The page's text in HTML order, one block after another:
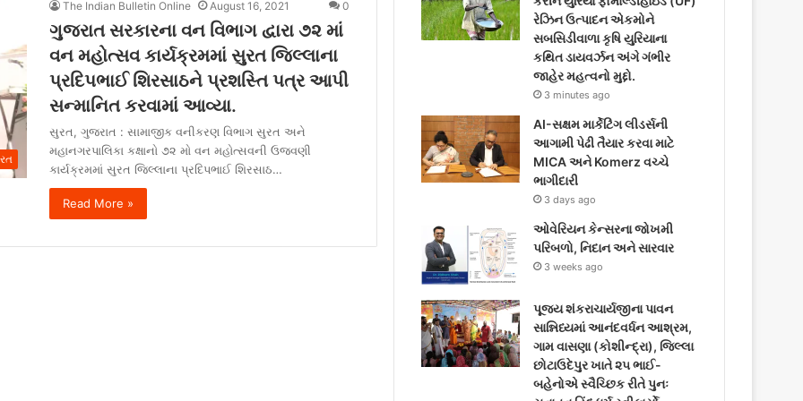
The Indian Bulletin Online August 16, 2021 0
ગુજરાત સરકારના વન વિભાગ દ્વારા ૭૨ માં
વન મહોત્સવ કાર્યક્રમમાં સુરત જિલ્લાના
પ્રદિપભાઈ શિરસાઠને પ્રશસ્તિ પત્ર આપી
સન્માનિત કરવામાં આવ્યા.
સુરત, ગુજરાત : સામાજીક વનીકરણ વિભાગ સુરત અને
મહાનગરપાલિકા કક્ષાનો ૭૨ મો વન મહોત્સવની ઉજવણી
કાર્યક્રમમાં સુરત જિલ્લાના પ્રદિપભાઈ શિરસાઠ…
Read More »
o
o
k
e
r
g
r
a
m
રેઝિન ઉત્પાદન એકમોને
સબસિડીવાળા કૃષિ યુરિયાના
કથિત ડાયવર્ઝન અંગે ગંભીર
જાહેર મહત્વનો મુદ્દો.
3 minutes ago
AI-સક્ષમ માર્કેટિંગ લીડર્સની
આગામી પેઢી તૈયાર કરવા માટે
MICA અને Komerz વચ્ચે
ભાગીદારી
3 days ago
ઓવેરિયન કેન્સરના જોખમી
પરિબળો, નિદાન અને સારવાર
3 weeks ago
પૂજ્ય શંકરાચાર્યજીના પાવન
સાન્નિધ્યમાં આનંદવર્ધન આશ્રમ,
ગામ વાસણા (કોશીન્દ્રા), જિલ્લા
છોટાઉદેપુર ખાતે ૨૫ ભાઈ-
બહેનોએ સ્વૈચ્છિક રીતે પુનઃ